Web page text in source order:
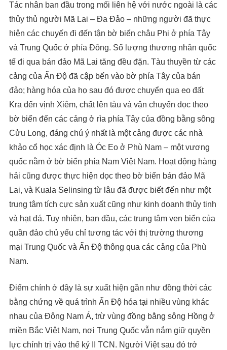
Tác nhân ban đầu trong mối liên hệ với nước ngoài là các
thủy thủ người Mã Lai – Đa Đảo – những người đã thực
hiện các chuyến đi đến tận bờ biển châu Phi ở phía Tây
và Trung Quốc ở phía Đông. Số lượng thương nhân quốc
tế đi qua bán đảo Mã Lai tăng đều đặn. Tàu thuyền từ các
cảng của Ấn Độ đã cập bến vào bờ phía Tây của bán
đảo; hàng hóa của họ sau đó được chuyển qua eo đất
Kra đến vịnh Xiêm, chất lên tàu và vận chuyển dọc theo
bờ biển đến các cảng ở rìa phía Tây của đồng bằng sông
Cửu Long, đáng chú ý nhất là một cảng được các nhà
khảo cổ học xác định là Óc Eo ở Phù Nam – một vương
quốc nằm ở bờ biển phía Nam Việt Nam. Hoạt động hàng
hải cũng được thực hiện dọc theo bờ biển bán đảo Mã
Lai, và Kuala Selinsing từ lâu đã được biết đến như một
trung tâm tích cực sản xuất cũng như kinh doanh thủy tinh
và hạt đá. Tuy nhiên, ban đầu, các trung tâm ven biển của
quần đảo chủ yếu chỉ tương tác với thị trường thương
mại Trung Quốc và Ấn Độ thông qua các cảng của Phù
Nam.
Điểm chính ở đây là sự xuất hiện gần như đồng thời các
bằng chứng về quá trình Ấn Độ hóa tại nhiều vùng khác
nhau của Đông Nam Á, trừ vùng đồng bằng sông Hồng ở
miền Bắc Việt Nam, nơi Trung Quốc vẫn nắm giữ quyền
lực chính trị vào thế kỷ II TCN. Người Việt sau đó trở